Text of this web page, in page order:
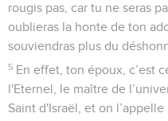
rougis pas, car tu ne seras
oublieras la honte de ton
souviendras plus du
5 En effet, ton époux, c’est
l'Eternel, le maître de
Saint d'Israël, et on